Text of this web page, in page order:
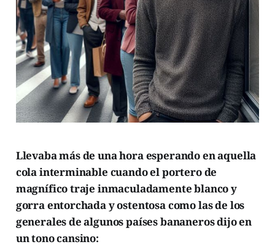
Llevaba más de una hora esperando en aquella
cola interminable cuando el portero de
magnífico traje inmaculadamente blanco y
gorra entorchada y ostentosa como las de los
generales de algunos países bananeros dijo en
un tono cansino: